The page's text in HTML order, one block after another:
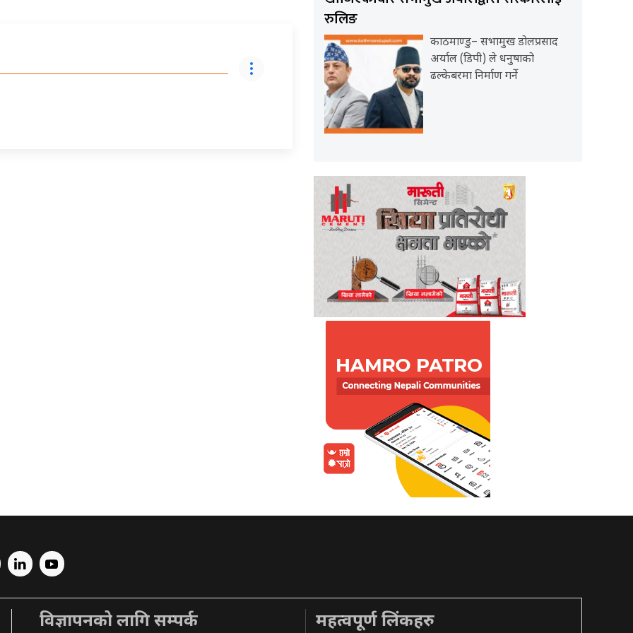
रुलिङ
काठमाण्डु– सभामुख डोलप्रसाद
अर्याल (डिपी) ले धनुषाको
ढल्केबरमा निर्माण गर्ने
विज्ञापनको लागि सम्पर्क महत्वपूर्ण लिंकहरु